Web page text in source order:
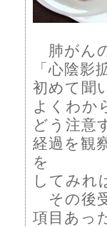
肺がん
「心陰
初めて聞
よくわか
どう注意
経過を観
を
してみれ
その後
項目あっ